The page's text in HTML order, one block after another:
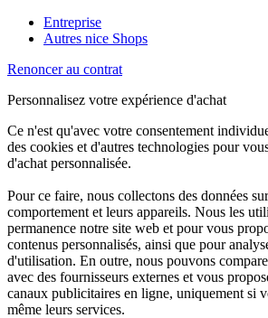
Entreprise
Autres nice Shops
Renoncer au contrat
Personnalisez votre expérience d'achat
Ce n'est qu'avec votre consentement
des cookies et d'autres technologies pour
d'achat personnalisée.
Pour ce faire, nous collectons des données
comportement et leurs appareils. Nous les
permanence notre site web et pour vous
contenus personnalisés, ainsi que pour
d'utilisation. En outre, nous pouvons
avec des fournisseurs externes et vous
canaux publicitaires en ligne, uniquement si
même leurs services.